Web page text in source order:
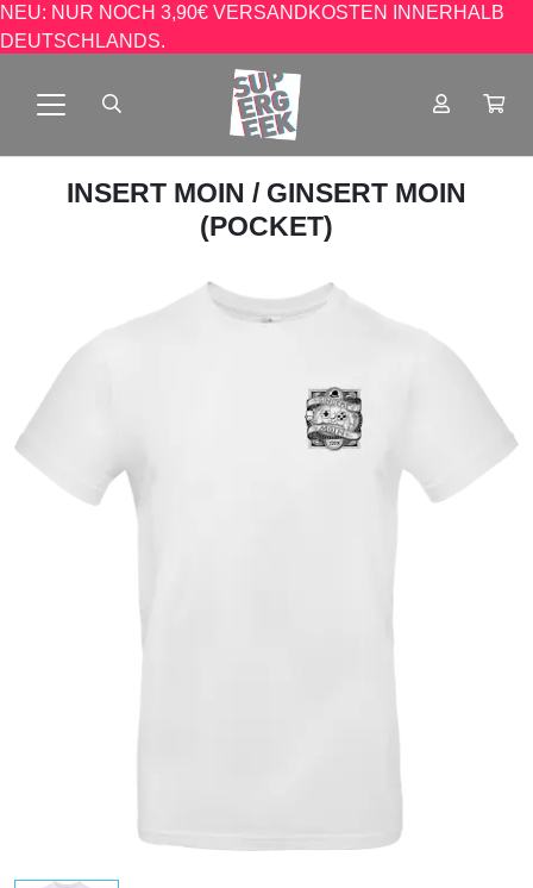
NEU: NUR NOCH 3,90€ VERSANDKOSTEN INNERHALB
DEUTSCHLANDS.
INSERT MOIN / GINSERT MOIN
(POCKET)